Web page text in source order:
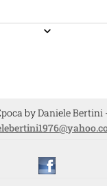
keyboard_arrow_down
by Daniele Bertini